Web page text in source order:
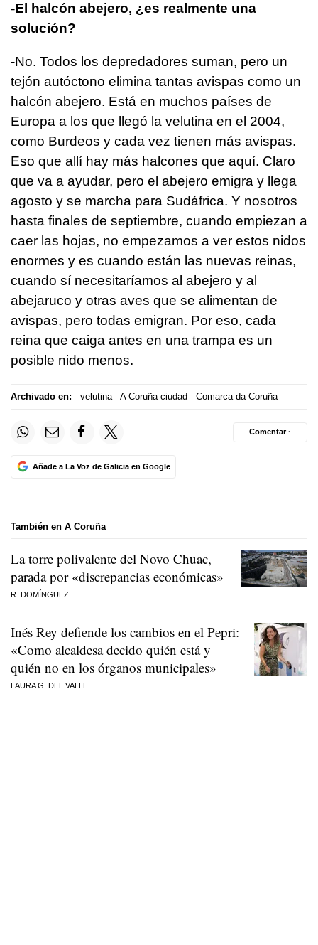
-El halcón abejero, ¿es realmente una
solución?
-No. Todos los depredadores suman, pero un
tejón autóctono elimina tantas avispas como un
halcón abejero. Está en muchos países de
Europa a los que llegó la velutina en el 2004,
como Burdeos y cada vez tienen más avispas.
Eso que allí hay más halcones que aquí. Claro
que va a ayudar, pero el abejero emigra y llega
agosto y se marcha para Sudáfrica. Y nosotros
hasta finales de septiembre, cuando empiezan a
caer las hojas, no empezamos a ver estos nidos
enormes y es cuando están las nuevas reinas,
cuando sí necesitaríamos al abejero y al
abejaruco y otras aves que se alimentan de
avispas, pero todas emigran. Por eso, cada
reina que caiga antes en una trampa es un
posible nido menos.
Archivado en: velutina A Coruña ciudad Comarca da Coruña
Añade a La Voz de Galicia en Google
Comentar ·
También en A Coruña
La torre polivalente del Novo Chuac,
parada por «discrepancias económicas»
R. DOMÍNGUEZ
Inés Rey defiende los cambios en el Pepri:
«Como alcaldesa decido quién está y
quién no en los órganos municipales»
LAURA G. DEL VALLE